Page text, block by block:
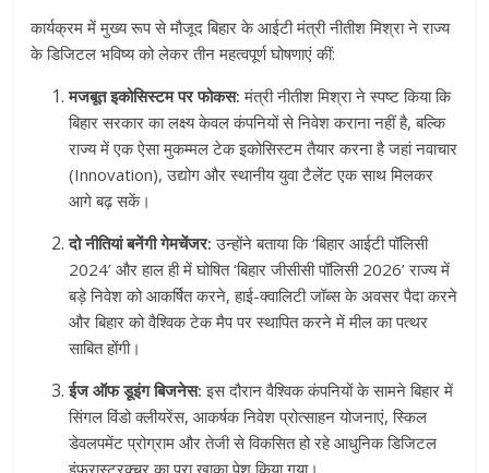
कार्यक्रम में मुख्य रूप से मौजूद बिहार के आईटी मंत्री नीतीश मिश्रा ने राज्य
के डिजिटल भविष्य को लेकर तीन महत्वपूर्ण घोषणाएं कीं:
मजबूत इकोसिस्टम पर फोकस: मंत्री नीतीश मिश्रा ने स्पष्ट किया कि
बिहार सरकार का लक्ष्य केवल कंपनियों से निवेश कराना नहीं है, बल्कि
राज्य में एक ऐसा मुकम्मल टेक इकोसिस्टम तैयार करना है जहां नवाचार
(Innovation), उद्योग और स्थानीय युवा टैलेंट एक साथ मिलकर
आगे बढ़ सकें।
दो नीतियां बनेंगी गेमचेंजर: उन्होंने बताया कि ‘बिहार आईटी पॉलिसी
2024’ और हाल ही में घोषित ‘बिहार जीसीसी पॉलिसी 2026’ राज्य में
बड़े निवेश को आकर्षित करने, हाई-क्वालिटी जॉब्स के अवसर पैदा करने
और बिहार को वैश्विक टेक मैप पर स्थापित करने में मील का पत्थर
साबित होंगी।
ईज ऑफ डूइंग बिजनेस: इस दौरान वैश्विक कंपनियों के सामने बिहार में
सिंगल विंडो क्लीयरेंस, आकर्षक निवेश प्रोत्साहन योजनाएं, स्किल
डेवलपमेंट प्रोग्राम और तेजी से विकसित हो रहे आधुनिक डिजिटल